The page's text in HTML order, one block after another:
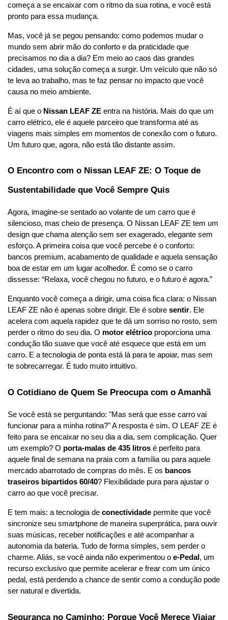
começa a se encaixar com o ritmo da sua rotina, e você está
pronto para essa mudança.
Mas, você já se pegou pensando: como podemos mudar o
mundo sem abrir mão do conforto e da praticidade que
precisamos no dia a dia? Em meio ao caos das grandes
cidades, uma solução começa a surgir. Um veículo que não só
te leva ao trabalho, mas te faz pensar no impacto que você
causa no meio ambiente.
É aí que o Nissan LEAF ZE entra na história. Mais do que um
carro elétrico, ele é aquele parceiro que transforma até as
viagens mais simples em momentos de conexão com o futuro.
Um futuro que, agora, não está tão distante assim.
O Encontro com o Nissan LEAF ZE: O Toque de
Sustentabilidade que Você Sempre Quis
Agora, imagine-se sentado ao volante de um carro que é
silencioso, mas cheio de presença. O Nissan LEAF ZE tem um
design que chama atenção sem ser exagerado, elegante sem
esforço. A primeira coisa que você percebe é o conforto:
bancos premium, acabamento de qualidade e aquela sensação
boa de estar em um lugar acolhedor. É como se o carro
dissesse: “Relaxa, você chegou no futuro, e o futuro é agora.”
Enquanto você começa a dirigir, uma coisa fica clara: o Nissan
LEAF ZE não é apenas sobre dirigir. Ele é sobre sentir. Ele
acelera com aquela rapidez que te dá um sorriso no rosto, sem
perder o ritmo do seu dia. O motor elétrico proporciona uma
condução tão suave que você até esquece que está em um
carro. E a tecnologia de ponta está lá para te apoiar, mas sem
te sobrecarregar. É tudo muito intuitivo.
O Cotidiano de Quem Se Preocupa com o Amanhã
Se você está se perguntando: "Mas será que esse carro vai
funcionar para a minha rotina?" A resposta é sim. O LEAF ZE é
feito para se encaixar no seu dia a dia, sem complicação. Quer
um exemplo? O porta-malas de 435 litros é perfeito para
aquele final de semana na praia com a família ou para aquele
mercado abarrotado de compras do mês. E os bancos
traseiros bipartidos 60/40? Flexibilidade pura para ajustar o
carro ao que você precisar.
E tem mais: a tecnologia de conectividade permite que você
sincronize seu smartphone de maneira superprática, para ouvir
suas músicas, receber notificações e até acompanhar a
autonomia da bateria. Tudo de forma simples, sem perder o
charme. Aliás, se você ainda não experimentou o e-Pedal , um
recurso exclusivo que permite acelerar e frear com um único
pedal, está perdendo a chance de sentir como a condução pode
ser natural e divertida.
Segurança no Caminho: Porque Você Merece Viajar